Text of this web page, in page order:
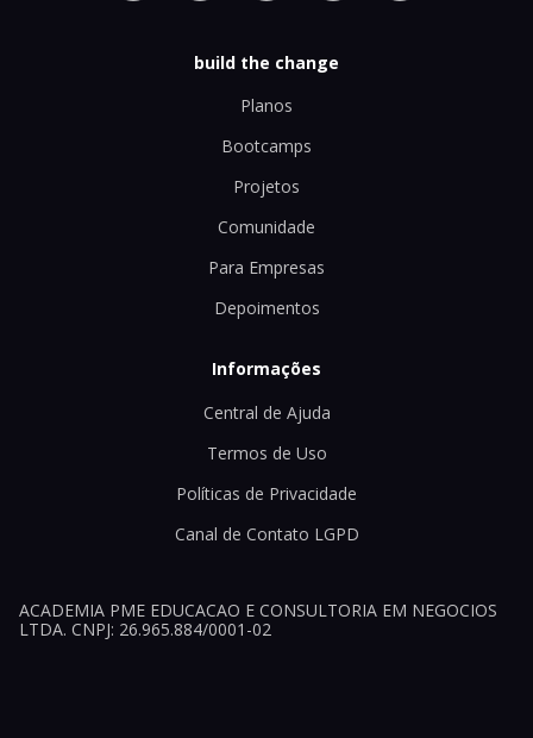
build the change
Planos
Bootcamps
Projetos
Comunidade
Para Empresas
Depoimentos
Informações
Central de Ajuda
Termos de Uso
Políticas de Privacidade
Canal de Contato LGPD
ACADEMIA PME EDUCACAO E CONSULTORIA EM NEGOCIOS
LTDA. CNPJ: 26.965.884/0001-02